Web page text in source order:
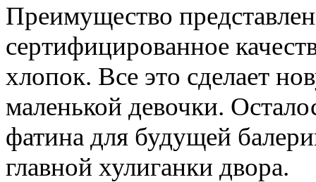
Преимущество
сертифицированное
хлопок. Все это сделает
маленькой девочки.
фатина для будущей
главной хулиганки двора.